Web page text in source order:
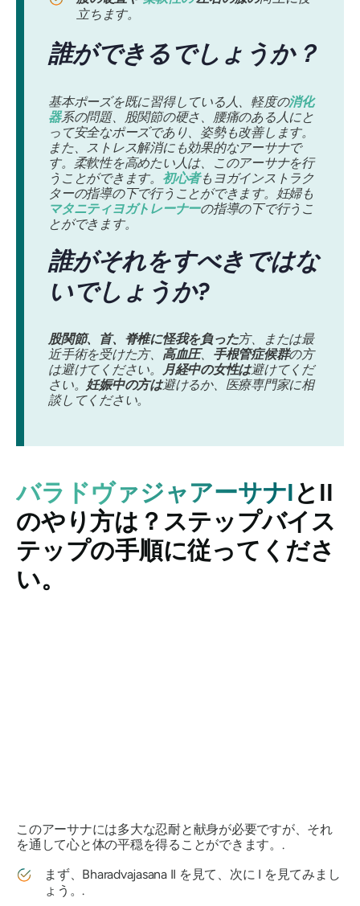
立ちます。
誰ができるでしょうか？
基本ポーズを既に習得している人、軽度の消化
器系の問題、股関節の硬さ、腰痛のある人にと
って安全なポーズであり、姿勢も改善します。
また、ストレス解消にも効果的なアーサナで
す。柔軟性を高めたい人は、このアーサナを行
うことができます。 初心者もヨガインストラク
ターの指導の下で行うことができます。妊婦も
マタニティヨガトレーナーの指導の下で行うこ
とができます。
誰がそれをすべきではな
いでしょうか?
股関節、首、脊椎に怪我を負った方、または最
近手術を受けた方、 高血圧、 手根管症候群の方
は避けてください。
月経中の女性は避けてくだ
さい。 妊娠中の方は避けるか、医療専門家に相
談してください。
バラドヴァジャアーサナIとII
のやり方は？ステップバイス
テップの手順に従ってくださ
い。
このアーサナには多大な忍耐と献身が必要ですが、それ
を通して心と体の平穏を得ることができます。.
まず、Bharadvajasana II を見て、次に I を見てみまし
ょう。.